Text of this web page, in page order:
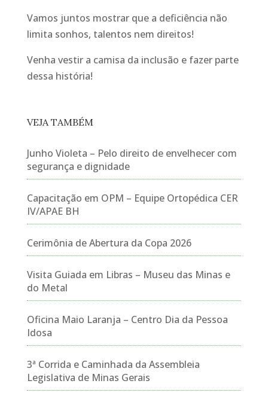
Vamos juntos mostrar que a deficiência não
limita sonhos, talentos nem direitos!
Venha vestir a camisa da inclusão e fazer parte
dessa história!
VEJA TAMBÉM
Junho Violeta – Pelo direito de envelhecer com
segurança e dignidade
Capacitação em OPM – Equipe Ortopédica CER
IV/APAE BH
Cerimônia de Abertura da Copa 2026
Visita Guiada em Libras – Museu das Minas e
do Metal
Oficina Maio Laranja – Centro Dia da Pessoa
Idosa
3ª Corrida e Caminhada da Assembleia
Legislativa de Minas Gerais